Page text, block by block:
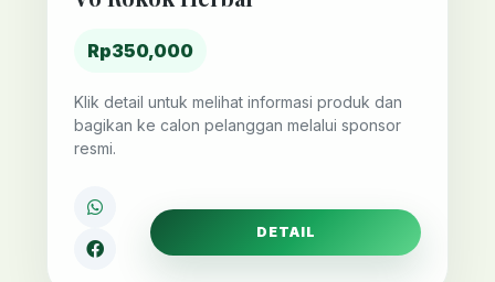
Rp350,000
Klik detail untuk melihat informasi produk dan
bagikan ke calon pelanggan melalui sponsor
resmi.
DETAIL